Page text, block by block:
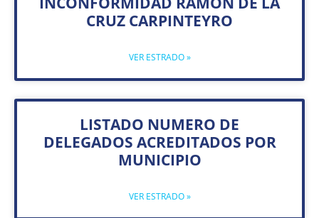
CRUZ CARPINTEYRO
VER ESTRADO »
LISTADO NUMERO DE
DELEGADOS ACREDITADOS POR
MUNICIPIO
VER ESTRADO »